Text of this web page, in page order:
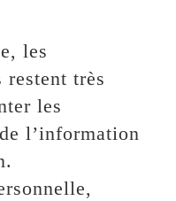
les
restent très
les
l’information